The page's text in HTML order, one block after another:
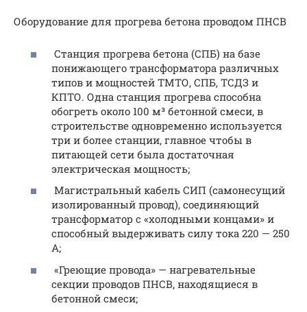
Оборудование для прогрева бетона проводом ПНСВ
Станция прогрева бетона (СПБ) на базе
понижающего трансформатора различных
типов и мощностей ТМТО, СПБ, ТСДЗ и
КПТО. Одна станция прогрева способна
обогреть около 100 м³ бетонной смеси, в
строительстве одновременно используется
три и более станции, главное чтобы в
питающей сети была достаточная
электрическая мощность;
Магистральный кабель СИП (самонесущий
изолированный провод), соединяющий
трансформатор с «холодными концами» и
способный выдерживать силу тока 220 — 250
А;
«Греющие провода» — нагревательные
секции проводов ПНСВ, находящиеся в
бетонной смеси;